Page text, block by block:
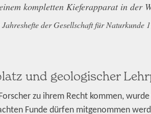
kompletten Kieferapparat in der
der Gesellschaft für Naturkunde
und geologischer
zu ihrem Recht kommen,
Funde dürfen mitgenommen